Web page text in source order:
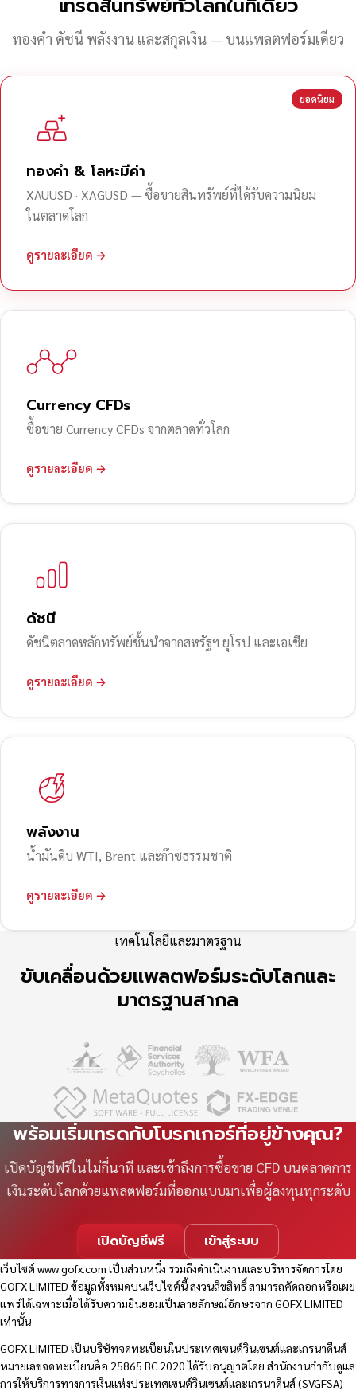
ทองคำ ดัชนี พลังงาน และสกุลเงิน — บนแพลตฟอร์มเดียว
ยอดนิยม
ทองคำ & โลหะมีค่า
XAUUSD · XAGUSD — ซื้อขายสินทรัพย์ที่ได้รับความนิยม
ในตลาดโลก
ดูรายละเอียด →
Currency CFDs
ซื้อขาย Currency CFDs จากตลาดทั่วโลก
ดูรายละเอียด →
ดัชนี
ดัชนีตลาดหลักทรัพย์ชั้นนำจากสหรัฐฯ ยุโรป และเอเชีย
ดูรายละเอียด →
พลังงาน
น้ำมันดิบ WTI, Brent และก๊าซธรรมชาติ
ดูรายละเอียด →
เทคโนโลยีและมาตรฐาน
ขับเคลื่อนด้วยแพลตฟอร์มระดับโลกและ
มาตรฐานสากล
พร้อมเริ่มเทรดกับโบรกเกอร์ที่อยู่ข้างคุณ?
เปิดบัญชีฟรีในไม่กี่นาที และเข้าถึงการซื้อขาย CFD บนตลาดการ
เงินระดับโลกด้วยแพลตฟอร์มที่ออกแบบมาเพื่อผู้ลงทุนทุกระดับ
เปิดบัญชีฟรี เข้าสู่ระบบ
เว็บไซต์www.gofx.com เป็นส่วนหนึ่ง รวมถึงดำเนินงานและบริหารจัดการโดย
GOFX LIMITED ข้อมูลทั้งหมดบนเว็บไซต์นี้ สงวนลิขสิทธิ์ สามารถคัดลอกหรือเผย
แพร่ได้เฉพาะเมื่อได้รับความยินยอมเป็นลายลักษณ์อักษรจาก GOFX LIMITED
เท่านั้น
GOFX LIMITED เป็นบริษัทจดทะเบียนในประเทศเซนต์วินเซนต์และเกรนาดีนส์
หมายเลขจดทะเบียนคือ 25865 BC 2020 ได้รับอนุญาตโดย สำนักงานกำกับดูแล
การให้บริการทางการเงินแห่งประเทศเซนต์วินเซนต์และเกรนาดีนส์ (SVGFSA)